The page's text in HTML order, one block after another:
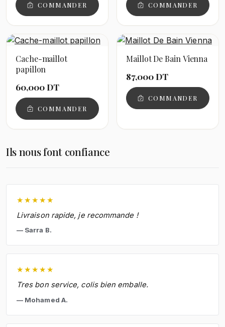
COMMANDER COMMANDER
Cache-maillot
papillon
60,000 DT
COMMANDER
Maillot De Bain Vienna
87,000 DT
COMMANDER
Ils nous font confiance
★ ★ ★ ★ ★
Livraison rapide, je recommande !
Sarra B.
★ ★ ★ ★ ★
Tres bon service, colis bien emballe.
Mohamed A.